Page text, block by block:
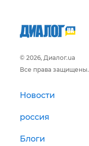
© 2026, Диалог.ua
Все права защищены.
Новости
россия
Блоги